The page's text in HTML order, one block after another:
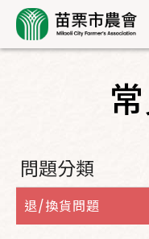
問題分類
退/換貨問題